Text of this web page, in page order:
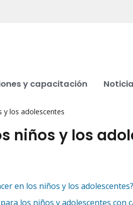
y capacitación
y los adolescentes
niños y los
en los niños y los adolescentes?
los niños y adolescentes con